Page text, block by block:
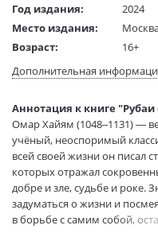
Год издания:
2024
Место издания:
Возраст:
16+
Язык текста:
Редактор/
составитель:
Перевод:
Тип обложки:
Формат:
60х90
Размеры в мм
(ДхШхВ):
Вес:
195 гр.
Дополнительная
Аннотация к книге
Омар Хайям (1048–1131) —
учёный, неоспоримый
всей своей жизни он писал
которых отражал
добре и зле, судьбе и роке.
задуматься о жизни и
в борьбе с самим собой,